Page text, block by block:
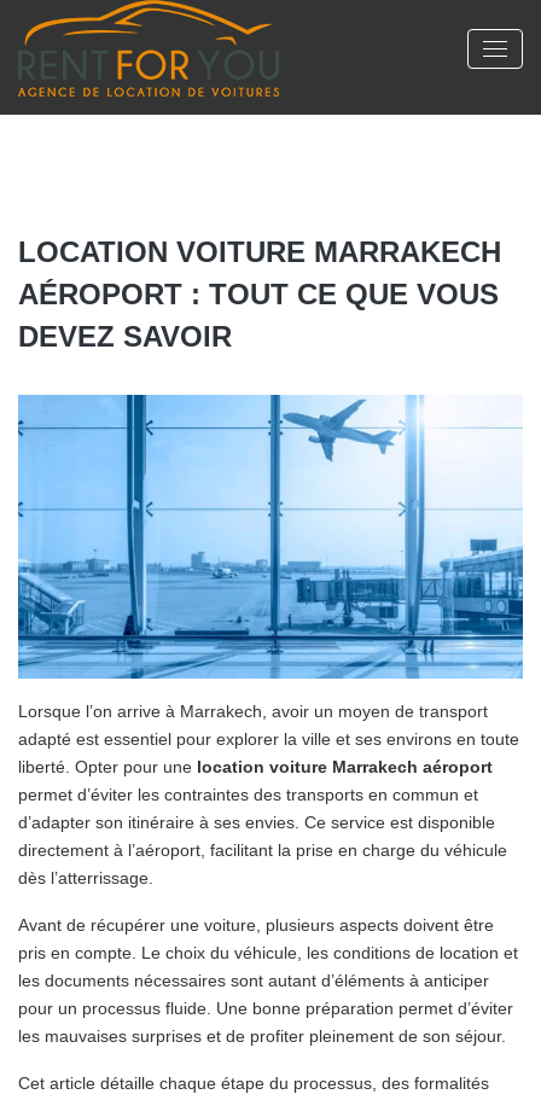
LOCATION VOITURE MARRAKECH
AÉROPORT : TOUT CE QUE VOUS
DEVEZ SAVOIR
Lorsque l’on arrive à Marrakech, avoir un moyen de transport
adapté est essentiel pour explorer la ville et ses environs en toute
liberté. Opter pour une location voiture Marrakech aéroport
permet d’éviter les contraintes des transports en commun et
d’adapter son itinéraire à ses envies. Ce service est disponible
directement à l’aéroport, facilitant la prise en charge du véhicule
dès l’atterrissage.
Avant de récupérer une voiture, plusieurs aspects doivent être
pris en compte. Le choix du véhicule, les conditions de location et
les documents nécessaires sont autant d’éléments à anticiper
pour un processus fluide. Une bonne préparation permet d’éviter
les mauvaises surprises et de profiter pleinement de son séjour.
Cet article détaille chaque étape du processus, des formalités